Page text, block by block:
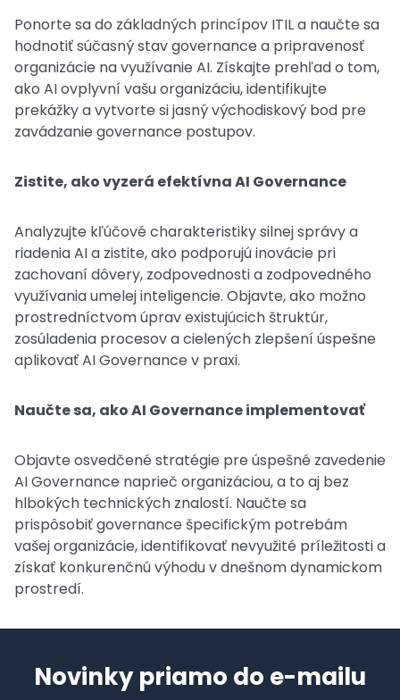
Ponorte sa do základných princípov ITIL a naučte sa
hodnotiť súčasný stav governance a pripravenosť
organizácie na využívanie AI. Získajte prehľad o tom,
ako AI ovplyvní vašu organizáciu, identifikujte
prekážky a vytvorte si jasný východiskový bod pre
zavádzanie governance postupov.
Zistite, ako vyzerá efektívna AI Governance
Analyzujte kľúčové charakteristiky silnej správy a
riadenia AI a zistite, ako podporujú inovácie pri
zachovaní dôvery, zodpovednosti a zodpovedného
využívania umelej inteligencie. Objavte, ako možno
prostredníctvom úprav existujúcich štruktúr,
zosúladenia procesov a cielených zlepšení úspešne
aplikovať AI Governance v praxi.
Naučte sa, ako AI Governance implementovať
Objavte osvedčené stratégie pre úspešné zavedenie
AI Governance naprieč organizáciou, a to aj bez
hlbokých technických znalostí. Naučte sa
prispôsobiť governance špecifickým potrebám
vašej organizácie, identifikovať nevyužité príležitosti a
získať konkurenčnú výhodu v dnešnom dynamickom
prostredí.
Novinky priamo do e-mailu